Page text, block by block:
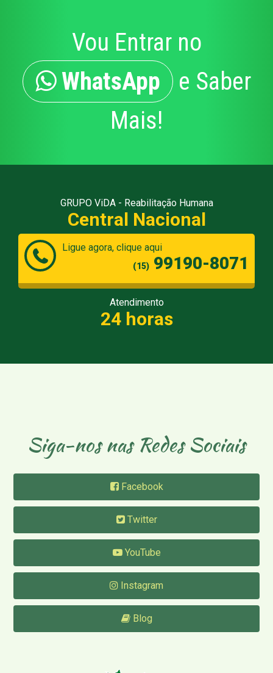
Vou Entrar no
WhatsApp e Saber
Mais!
GRUPO ViDA - Reabilitação Humana
Central Nacional
Ligue agora, clique aqui
(15) 99190-8071
Atendimento
24 horas
Siga-nos nas Redes Sociais
Facebook
Twitter
YouTube
Instagram
Blog